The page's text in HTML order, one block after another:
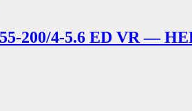
200/4-5.6 ED VR —